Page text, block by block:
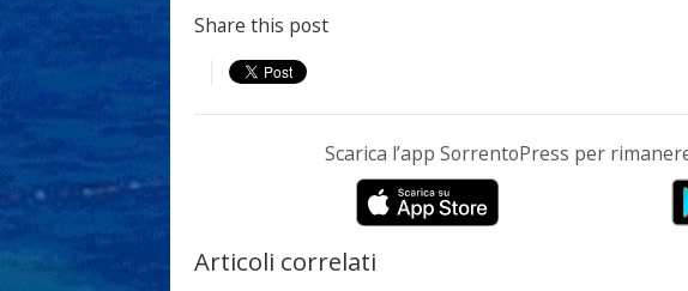
Share this post
Scarica l’app SorrentoPress per
Articoli correlati